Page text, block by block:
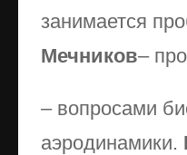
занимается
Мечников–
– вопросами
аэродинамики.